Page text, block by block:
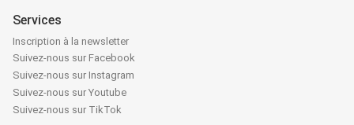
Services
Inscription à la newsletter
Suivez-nous sur Facebook
Suivez-nous sur Instagram
Suivez-nous sur Youtube
Suivez-nous sur TikTok